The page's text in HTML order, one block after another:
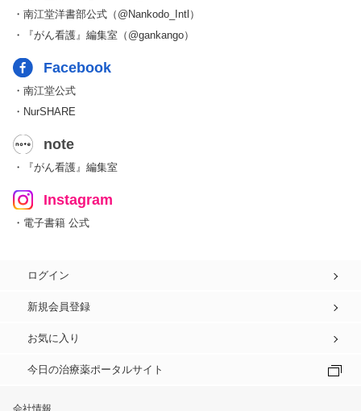
・南江堂洋書部公式（@Nankodo_Intl）
・『がん看護』編集室（@gankango）
Facebook
・南江堂公式
・NurSHARE
note
・『がん看護』編集室
Instagram
・電子書籍 公式
ログイン
新規会員登録
お気に入り
今日の治療薬ポータルサイト
会社情報